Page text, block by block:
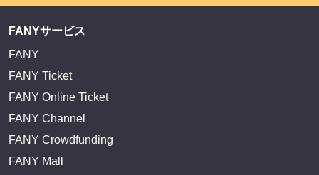
FANYサービス
FANY
FANY Ticket
FANY Online Ticket
FANY Channel
FANY Crowdfunding
FANY Mall